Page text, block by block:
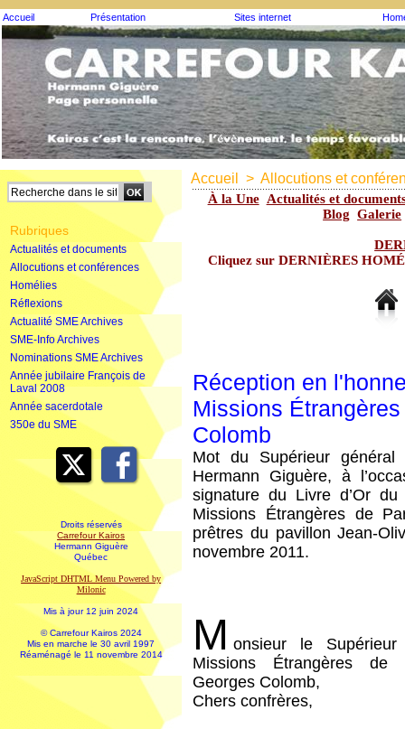
Accueil Présentation Sites internet
Rubriques
Actualités et documents
Allocutions et conférences
Homélies
Réflexions
Actualité SME Archives
SME-Info Archives
Nominations SME Archives
Année jubilaire François de
Laval 2008
Année sacerdotale
350e du SME
Droits réservés
Carrefour Kairos
Hermann Giguère
Québec
JavaScript DHTML Menu Powered by
Milonic
Mis à jour 12 juin 2024
© Carrefour Kairos 2024
Mis en marche le 30 avril 1997
Réaménagé le 11 novembre 2014
Accueil > Allocutions et
À la Une Actualités et
Blog Galerie
Cliquez sur DERNIÈRES
Réception en
Missions
Colomb
Mot du Supérieur général
Hermann Giguère, à
signature du Livre d’Or
Missions Étrangères de
prêtres du pavillon Jean-
novembre 2011.
M onsieur le
Missions Étrangères de
Georges Colomb,
Chers confrères,